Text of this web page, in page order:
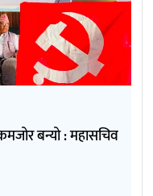
बन्यो : महासचिव